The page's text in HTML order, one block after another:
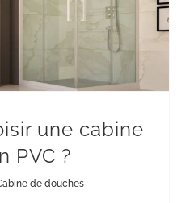
une cabine de
PVC ?
une cabine
PVC ?
de douches